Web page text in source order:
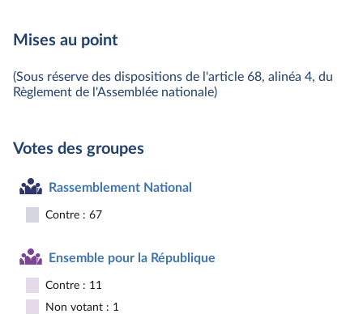
Mises au point
(Sous réserve des dispositions de l'article 68, alinéa 4, du
Règlement de l'Assemblée nationale)
Votes des groupes
Rassemblement National
Contre : 67
Ensemble pour la République
Contre : 11
Non votant : 1